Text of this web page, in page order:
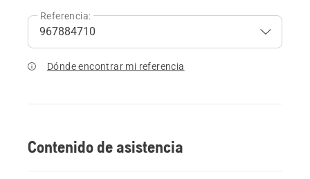
Referencia:
Dónde encontrar mi referencia
Contenido de asistencia